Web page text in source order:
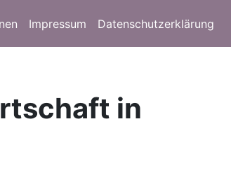
Impressum Datenschutzerklärung
in